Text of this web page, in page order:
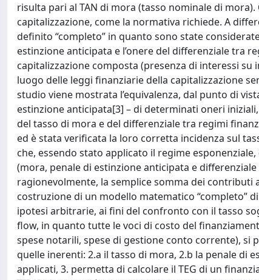
risulta pari al TAN di mora (tasso nominale di
capitalizzazione, come la normativa richiede. A
definito “completo” in quanto sono state
estinzione anticipata e l’onere del differenziale tra
capitalizzazione composta (presenza di interessi su
luogo delle leggi finanziarie della capitalizzazione
studio viene mostrata l’equivalenza, dal punto di
estinzione anticipata[3] – di determinati oneri
del tasso di mora e del differenziale tra regimi
ed è stata verificata la loro corretta incidenza sul
che, essendo stato applicato il regime
(mora, penale di estinzione anticipata e
ragionevolmente, la semplice somma dei contributi
costruzione di un modello matematico “completo”
ipotesi arbitrarie, ai fini del confronto con il tasso
flow, in quanto tutte le voci di costo del
spese notarili, spese di gestione conto corrente),
quelle inerenti: 2.a il tasso di mora, 2.b la penale di
applicati, 3. permetta di calcolare il TEG di un